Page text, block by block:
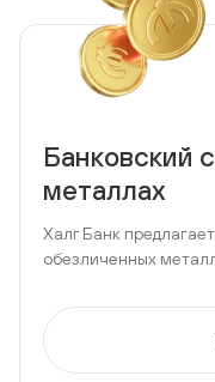
Банковский
металлах
Халг Банк
обезличенных